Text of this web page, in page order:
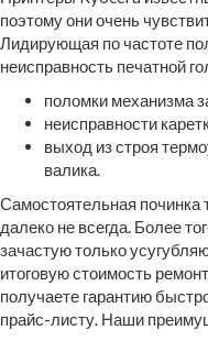
поэтому они очень
Лидирующая по частоте
неисправность печатной
поломки механизма
неисправности
выход из строя
валика.
Самостоятельная починка
далеко не всегда. Более
зачастую только
итоговую стоимость
получаете гарантию
прайс-листу. Наши